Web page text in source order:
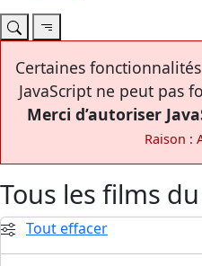
Certaines
JavaScript ne peut pas
Merci d’autoriser
Raison :
Tous les films
Tout effacer